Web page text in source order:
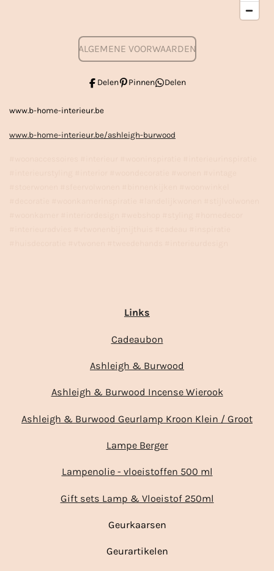
ALGEMENE VOORWAARDEN
Delen Pinnen Delen
www.b-home-interieur.be
www.b-home-interieur.be/ashleigh-burwood
Links
Cadeaubon
Ashleigh & Burwood
Ashleigh & Burwood Incense Wierook
Ashleigh & Burwood Geurlamp Kroon Klein / Groot
Lampe Berger
Lampenolie - vloeistoffen 500 ml
Gift sets Lamp & Vloeistof 250ml
Geurkaarsen
Geurartikelen